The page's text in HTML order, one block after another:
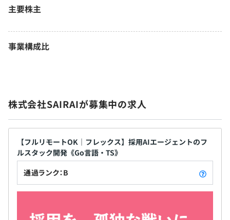
主要株主
事業構成比
株式会社SAIRAIが募集中の求人
【フルリモートOK｜フレックス】採用AIエージェントのフ
ルスタック開発《Go言語・TS》
通過ランク：B